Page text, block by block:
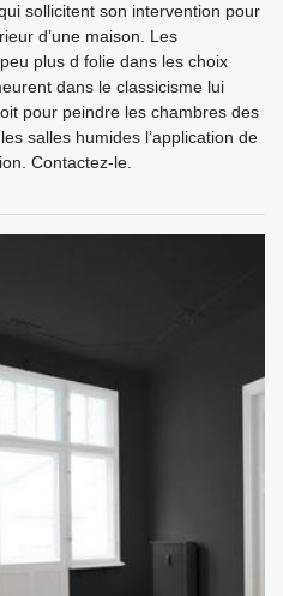
sollicitent son intervention pour
d’une maison. Les
plus d folie dans les choix
dans le classicisme lui
pour peindre les chambres des
salles humides l’application de
Contactez-le.